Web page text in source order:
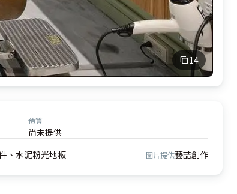
14
預算
尚未提供
、水泥粉光地板 圖片提供藝喆創作